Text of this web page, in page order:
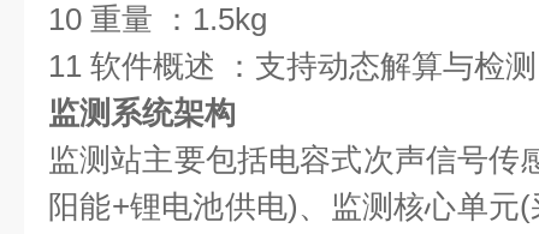
10 重量 ：1.5kg
11 软件概述 ：支持动态解算与检
监测系统架构
监测站主要包括电容式次声信号传
阳能+锂电池供电)、监测核心单元